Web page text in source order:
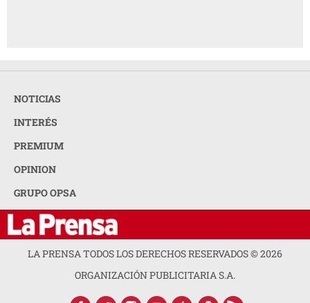
NOTICIAS
INTERÉS
PREMIUM
OPINION
GRUPO OPSA
LA PRENSA TODOS LOS DERECHOS RESERVADOS ©2026
ORGANIZACIÓN PUBLICITARIA S.A.